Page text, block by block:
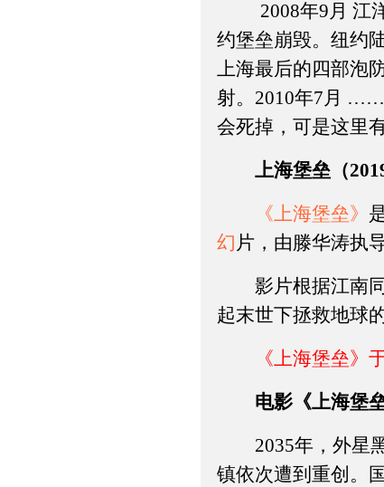
2008年9月 江洋
约堡垒崩毁。纽约
上海最后的四部泡
射。2010年7月
会死掉，可是这里
上海堡垒（
《上海堡垒》
幻 片，由滕华涛执
影片根据江南同
起末世下拯救地球
《上海堡垒》于
电影《上海堡
2035年，外星黑
镇依次遭到重创。